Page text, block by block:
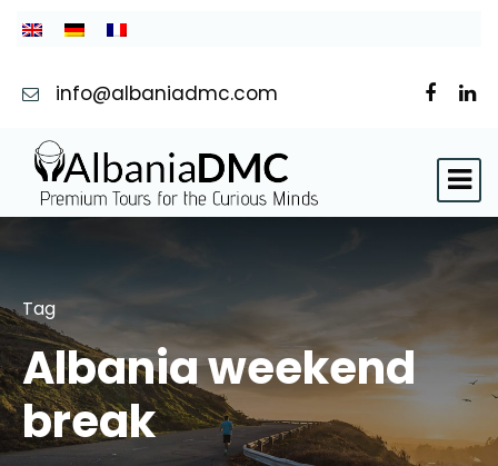
info@albaniadmc.com
Tag
Albania weekend
break